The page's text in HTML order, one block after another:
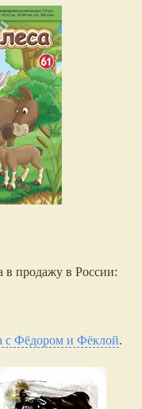
в продажу в России:
с Фёдором и Фёклой.